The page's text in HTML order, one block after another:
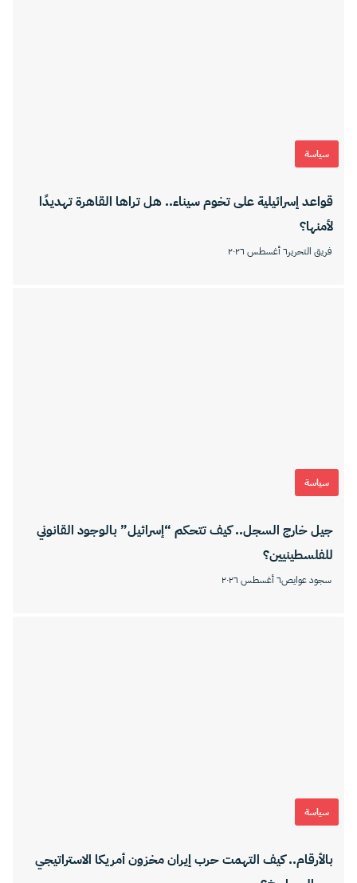
سياسة
قواعد إسرائيلية على تخوم سيناء.. هل تراها القاهرة تهديدًا
لأمنها؟
فريق التحرير٦ أغسطس ٢٠٢٦
سياسة
جيل خارج السجل.. كيف تتحكم “إسرائيل” بالوجود القانوني
للفلسطينيين؟
سجود عوايص٦ أغسطس ٢٠٢٦
سياسة
بالأرقام.. كيف التهمت حرب إيران مخزون أمريكا الاستراتيجي